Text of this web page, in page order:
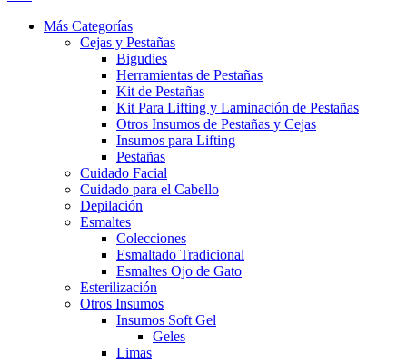
Más Categorías
Cejas y Pestañas
Bigudies
Herramientas de Pestañas
Kit de Pestañas
Kit Para Lifting y Laminación de Pestañas
Otros Insumos de Pestañas y Cejas
Insumos para Lifting
Pestañas
Cuidado Facial
Cuidado para el Cabello
Depilación
Esmaltes
Colecciones
Esmaltado Tradicional
Esmaltes Ojo de Gato
Esterilización
Otros Insumos
Insumos Soft Gel
Geles
Limas